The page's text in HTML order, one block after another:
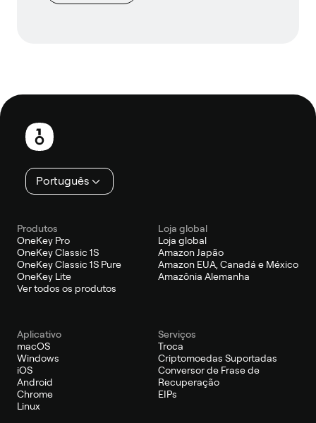
Rodapé
Português
Produtos
OneKey Pro
OneKey Classic 1S
OneKey Classic 1S Pure
OneKey Lite
Ver todos os produtos
Loja global
Loja global
Amazon Japão
Amazon EUA, Canadá e México
Amazônia Alemanha
Aplicativo
macOS
Windows
iOS
Android
Chrome
Linux
Serviços
Troca
Criptomoedas Suportadas
Conversor de Frase de
Recuperação
EIPs